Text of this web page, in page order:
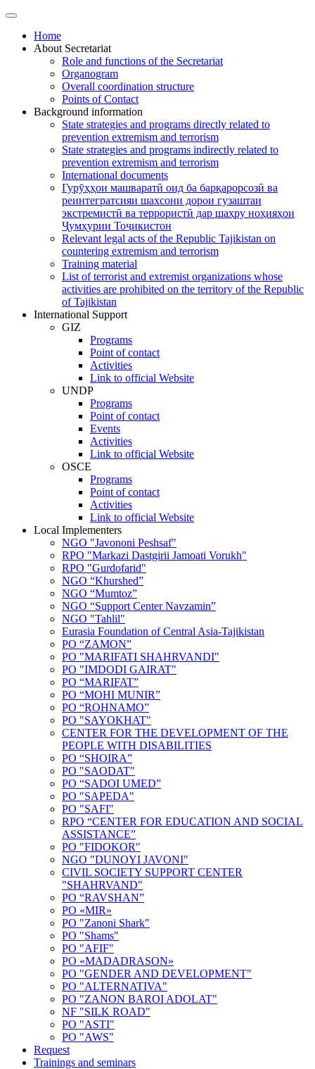
Home
About Secretariat
Role and functions of the Secretariat
Organogram
Overall coordination structure
Points of Contact
Background information
State strategies and programs directly related to
prevention extremism and terrorism
State strategies and programs indirectly related to
prevention extremism and terrorism
International documents
Гурӯҳҳои машваратӣ оид ба барқарорсозӣ ва
реинтегратсияи шахсони дорои гузаштаи
экстремистӣ ва террористӣ дар шаҳру ноҳияҳои
Ҷумҳурии Тоҷикистон
Relevant legal acts of the Republic Tajikistan on
countering extremism and terrorism
Training material
List of terrorist and extremist organizations whose
activities are prohibited on the territory of the Republic
of Tajikistan
International Support
GIZ
Programs
Point of contact
Activities
Link to official Website
UNDP
Programs
Point of contact
Events
Activities
Link to official Website
OSCE
Programs
Point of contact
Activities
Link to official Website
Local Implementers
NGO "Javononi Peshsaf"
RPO "Markazi Dastgirii Jamoati Vorukh"
RPO "Gurdofarid"
NGO “Khurshed”
NGO “Mumtoz”
NGO “Support Center Navzamin”
NGO "Tahlil"
Eurasia Foundation of Central Asia-Tajikistan
PO “ZAMON”
PO "MARIFATI SHAHRVANDI"
PO "IMDODI GAIRAT"
PO “MARIFAT”
PO “MOHI MUNIR”
PO “ROHNAMO”
PO "SAYOKHAT"
CENTER FOR THE DEVELOPMENT OF THE
PEOPLE WITH DISABILITIES
PO “SHOIRA”
PO "SAODAT"
PO “SADOI UMED”
PO "SAPEDA"
PO "SAFI"
RPO “CENTER FOR EDUCATION AND SOCIAL
ASSISTANCE”
PO "FIDOKOR"
NGO "DUNOYI JAVONI"
CIVIL SOCIETY SUPPORT CENTER
"SHAHRVAND"
PO “RAVSHAN”
PO «MIR»
PO "Zanoni Shark"
PO "Shams"
PO "AFIF"
PO «MADADRASON»
PO "GENDER AND DEVELOPMENT"
PO "ALTERNATIVA"
PO "ZANON BAROI ADOLAT"
NF "SILK ROAD"
PO "ASTI"
PO "AWS"
Request
Trainings and seminars